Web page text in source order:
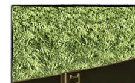
Pomník obětem válek na
Pomník obětem 1. světové
Kenotaf Josefa Matese na
Pamětní deska Giuseppe